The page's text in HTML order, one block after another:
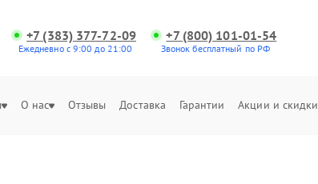
+7 (383) 377-72-09
Ежедневно с 9:00 до 21:00
+7 (800) 101-01-54
Звонок бесплатный по РФ
О нас Отзывы Доставка Гарантии Акции и скидки